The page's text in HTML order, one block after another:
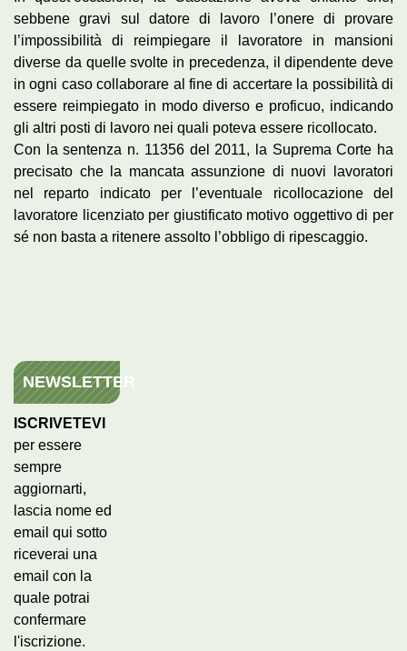
sebbene gravi sul datore di lavoro l’onere di provare
l’impossibilità di reimpiegare il lavoratore in mansioni
diverse da quelle svolte in precedenza, il dipendente deve
in ogni caso collaborare al fine di accertare la possibilità di
essere reimpiegato in modo diverso e proficuo, indicando
gli altri posti di lavoro nei quali poteva essere ricollocato.
Con la sentenza n. 11356 del 2011, la Suprema Corte ha
precisato che la mancata assunzione di nuovi lavoratori
nel reparto indicato per l’eventuale ricollocazione del
lavoratore licenziato per giustificato motivo oggettivo di per
sé non basta a ritenere assolto l’obbligo di ripescaggio.
NEWSLETTER
ISCRIVETEVI
per essere
sempre
aggiornarti,
lascia nome ed
email qui sotto
riceverai una
email con la
quale potrai
confermare
l'iscrizione.